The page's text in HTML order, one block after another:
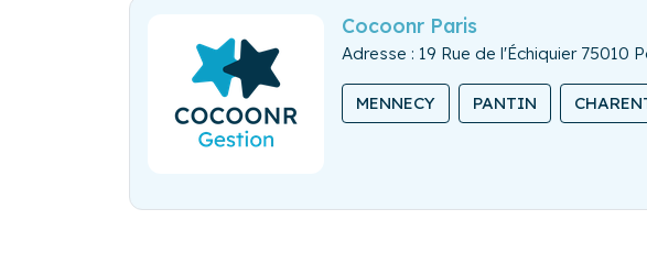
Cocoonr Paris
Adresse : 19 Rue de l'Échiquier 75010
MENNECY PANTIN